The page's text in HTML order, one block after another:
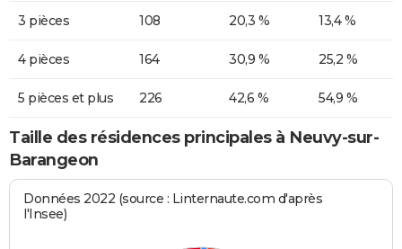
3 pièces 108 20,3 % 13,4 %
4 pièces 164 30,9 % 25,2 %
5 pièces et plus 226 42,6 % 54,9 %
Taille des résidences principales à Neuvy-sur-
Barangeon
Données 2022 (source : Linternaute.com d'après
l'Insee)